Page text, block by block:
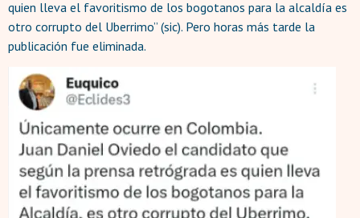
quien lleva el favoritismo de los bogotanos para la alcaldía es
otro corrupto del Uberrimo” (sic). Pero horas más tarde la
publicación fue eliminada.